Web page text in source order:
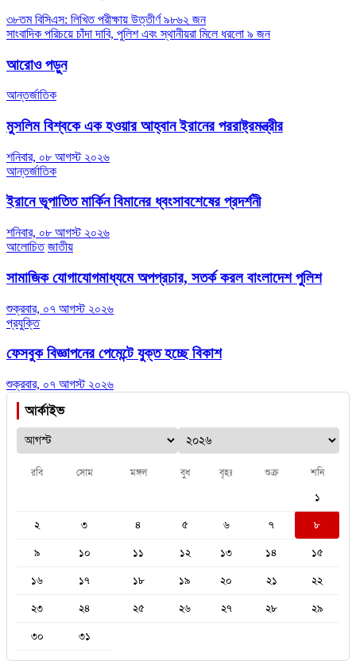
Post
navigation
৩৮তম বিসিএস: লিখিত পরীক্ষায় উত্তীর্ণ ৯৮৬২ জন
সাংবাদিক পরিচয়ে চাঁদা দাবি, পুলিশ এবং স্থানীয়রা মিলে ধরলো ৯ জন
আরোও পড়ুন
আন্তর্জাতিক
মুসলিম বিশ্বকে এক হওয়ার আহ্বান ইরানের পররাষ্ট্রমন্ত্রীর
শনিবার, ০৮ আগস্ট ২০২৬
আন্তর্জাতিক
ইরানে ভূপাতিত মার্কিন বিমানের ধ্বংসাবশেষের প্রদর্শনী
শনিবার, ০৮ আগস্ট ২০২৬
আলোচিত জাতীয়
সামাজিক যোগাযোগমাধ্যমে অপপ্রচার, সতর্ক করল বাংলাদেশ পুলিশ
শুক্রবার, ০৭ আগস্ট ২০২৬
প্রযুক্তি
ফেসবুক বিজ্ঞাপনের পেমেন্টে যুক্ত হচ্ছে বিকাশ
শুক্রবার, ০৭ আগস্ট ২০২৬
আর্কাইভ
রবি সোম মঙ্গল বুধ বৃহঃ শুক্র শনি
১
২
৩ ৪ ৫ ৬ ৭
৮
৯
১০ ১১ ১২ ১৩ ১৪
১৫
১৬
১৭ ১৮ ১৯ ২০ ২১
২২
২৩
২৪ ২৫ ২৬ ২৭ ২৮
২৯
৩০
৩১